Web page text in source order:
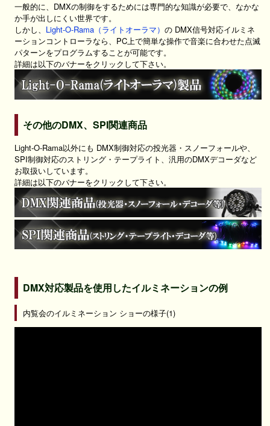
一般的に、DMXの制御をするためには専門的な知識が必要で、なかな
か手が出しにくい世界です。
しかし、 Light-O-Rama（ライトオーラマ）の DMX信号対応イルミネ
ーションコントローラなら、PC上で簡単な操作で音楽に合わせた点滅
パターンをプログラムすることが可能です。
詳細は以下のバナーをクリックして下さい。
その他のDMX、SPI関連商品
Light-O-Rama以外にも DMX制御対応の投光器・スノーフォールや、
SPI制御対応のストリング・テープライト、汎用のDMXデコーダなど
お取扱いしています。
詳細は以下のバナーをクリックして下さい。
DMX対応製品を使用したイルミネーションの例
内覧会のイルミネーション ショーの様子(1)